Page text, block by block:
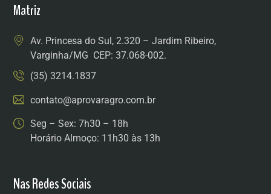
Matriz
Av. Princesa do Sul, 2.320 – Jardim Ribeiro,
Varginha/MG CEP: 37.068-002.
(35) 3214.1837
contato@aprovaragro.com.br
Seg – Sex: 7h30 – 18h
Horário Almoço: 11h30 às 13h
Nas Redes Sociais